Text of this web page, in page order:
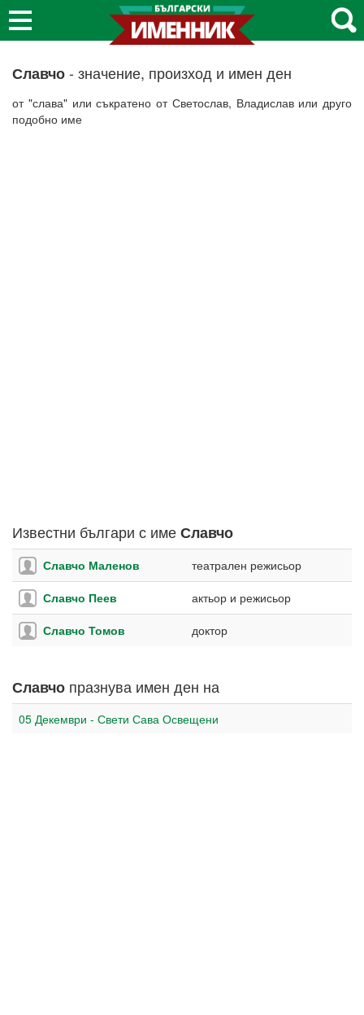
Славчо- значение, произход и имен ден
от "слава" или съкратено от Светослав, Владислав или друго
подобно име
Известни българи с имеСлавчо
Славчо Маленов
театрален режисьор
Славчо Пеев
актьор и режисьор
Славчо Томов
доктор
Славчо празнува имен ден на
05 Декември - Свети Сава Освещени